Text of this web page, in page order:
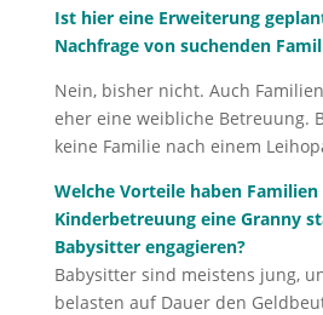
Ist hier eine Erweiterung
Nachfrage von suchenden
Nein, bisher nicht. Auch
eher eine weibliche Betreuung.
keine Familie nach einem
Welche Vorteile haben
Kinderbetreuung eine Granny
Babysitter engagieren?
Babysitter sind meistens jung,
belasten auf Dauer den